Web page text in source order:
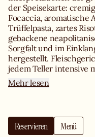
der Speisekarte:
Focaccia, aromatische
Trüffelpasta, zartes
gebackene
Sorgfalt und im
hergestellt.
jedem Teller intensive
Mehr lesen
und eine echte
Traditionen Italiens.
Reservieren Menü